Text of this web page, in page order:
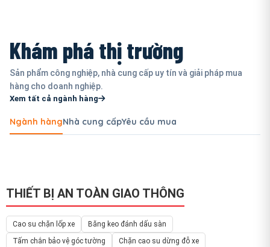
Khám phá thị trường
Sản phẩm công nghiệp, nhà cung cấp uy tín và giải pháp mua
hàng cho doanh nghiệp.
Xem tất cả ngành hàng
Ngành hàngNhà cung cấpYêu cầu mua
THIẾT BỊ AN TOÀN GIAO THÔNG
Cao su chặn lốp xe
Băng keo đánh dấu sàn
Tấm chắn bảo vệ góc tường
Chặn cao su dừng đỗ xe